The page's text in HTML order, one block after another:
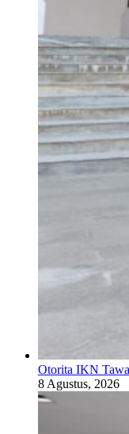
Otorita IKN
8 Agustus, 2026